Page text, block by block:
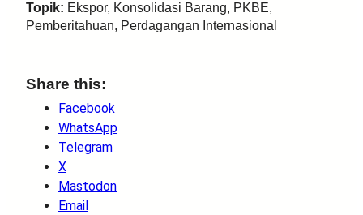
Topik: Ekspor, Konsolidasi Barang, PKBE,
Pemberitahuan, Perdagangan Internasional
Share this:
Facebook
WhatsApp
Telegram
X
Mastodon
Email